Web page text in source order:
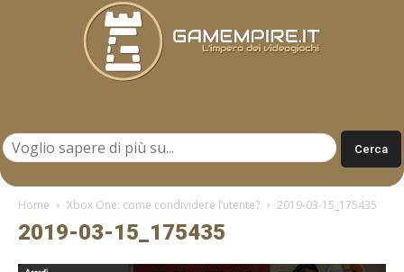
Home Xbox One: come condividere l’utente? 2019-03-15_175435
2019-03-15_175435